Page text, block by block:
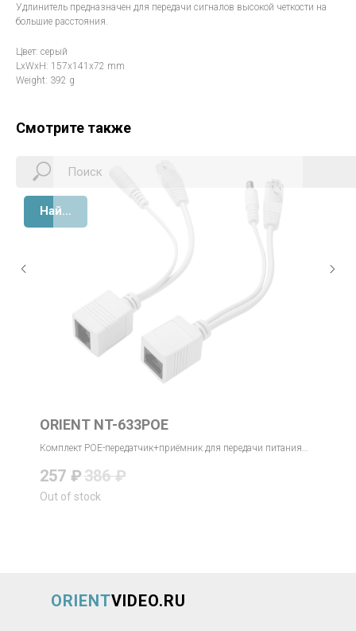
Найти
Удлинитель предназначен для передачи сигналов высокой четкости на
большие расстояния.
Цвет: серый
LxWxH: 157x141x72 mm
Weight: 392 g
Смотрите также
ORIENT NT-633POE
Комплект POE-передатчик+приёмник для передачи питания
257 ₽386 ₽
Out of stock
ORIENTVIDEO.RU